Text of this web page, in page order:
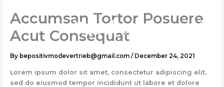
content
Accumsan Tortor Posuere
Acut Consequat
By bepositivmodevertrieb@gmail.com / December 24, 2021
Lorem ipsum dolor sit amet, consectetur adipiscing elit,
sed do eiusmod tempor incididunt ut labore et dolore